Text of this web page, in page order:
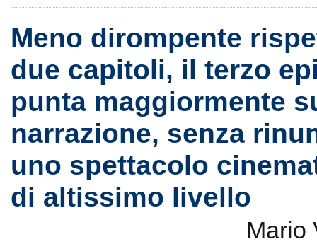
Meno dirompente
due capitoli, il terzo
punta maggiormente
narrazione, senza
uno spettacolo
di altissimo livello
Mario